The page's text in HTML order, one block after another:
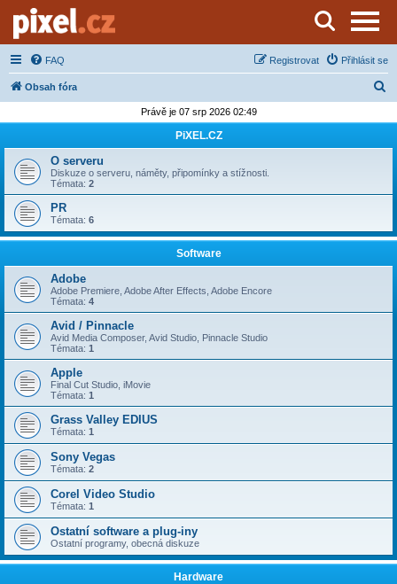
Server o natáčení a zpracování videa
FAQ Přihlásit se
Registrovat
Obsah fóra
d
t
Právě je 07 srp 2026 02:49
PiXEL.CZ
O serveru
Diskuze o serveru, náměty, připomínky a stížnosti.
Témata: 2
PR
Témata: 6
Software
Adobe
Adobe Premiere, Adobe After Effects, Adobe Encore
Témata: 4
Avid / Pinnacle
Avid Media Composer, Avid Studio, Pinnacle Studio
Témata: 1
Apple
Final Cut Studio, iMovie
Témata: 1
Grass Valley EDIUS
Témata: 1
Sony Vegas
Témata: 2
Corel Video Studio
Témata: 1
Ostatní software a plug-iny
Ostatní programy, obecná diskuze
Hardware